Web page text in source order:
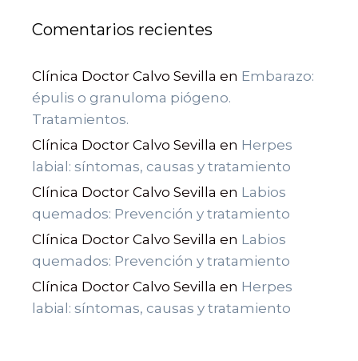
Comentarios recientes
Clínica Doctor Calvo Sevilla en Embarazo:
épulis o granuloma piógeno.
Tratamientos.
Clínica Doctor Calvo Sevilla en Herpes
labial: síntomas, causas y tratamiento
Clínica Doctor Calvo Sevilla en Labios
quemados: Prevención y tratamiento
Clínica Doctor Calvo Sevilla en Labios
quemados: Prevención y tratamiento
Clínica Doctor Calvo Sevilla en Herpes
labial: síntomas, causas y tratamiento